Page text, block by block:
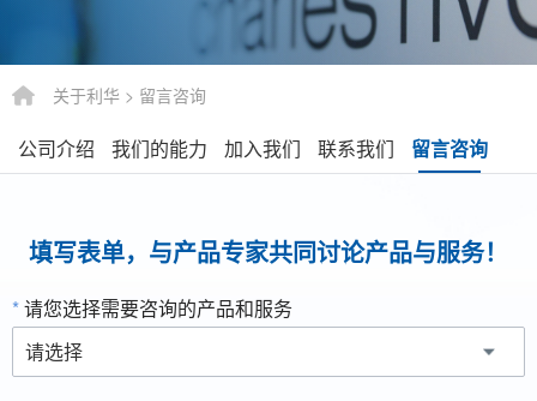
关于利华 > 留言咨询
公司介绍 我们的能力 加入我们 联系我们 留言咨询
填写表单，与产品专家共同讨论产品与服务！
*请您选择需要咨询的产品和服务